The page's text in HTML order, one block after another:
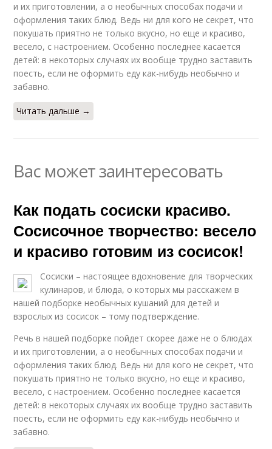
и их приготовлении, а о необычных способах подачи и
оформления таких блюд. Ведь ни для кого не секрет, что
покушать приятно не только вкусно, но еще и красиво,
весело, с настроением. Особенно последнее касается
детей: в некоторых случаях их вообще трудно заставить
поесть, если не оформить еду как-нибудь необычно и
забавно.
Читать дальше →
Вас может заинтересовать
Как подать сосиски красиво.
Сосисочное творчество: весело
и красиво готовим из сосисок!
Сосиски – настоящее вдохновение для творческих
кулинаров, и блюда, о которых мы расскажем в
нашей подборке необычных кушаний для детей и
взрослых из сосисок – тому подтверждение.
Речь в нашей подборке пойдет скорее даже не о блюдах
и их приготовлении, а о необычных способах подачи и
оформления таких блюд. Ведь ни для кого не секрет, что
покушать приятно не только вкусно, но еще и красиво,
весело, с настроением. Особенно последнее касается
детей: в некоторых случаях их вообще трудно заставить
поесть, если не оформить еду как-нибудь необычно и
забавно.